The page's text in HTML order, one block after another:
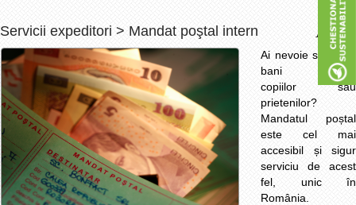
Servicii expeditori > Mandat poştal intern +
Ai nevoie să trimiți
bani rudelor,
copiilor sau
prietenilor?
Mandatul poștal
este cel mai
accesibil și sigur
serviciu de acest
fel, unic în
România.